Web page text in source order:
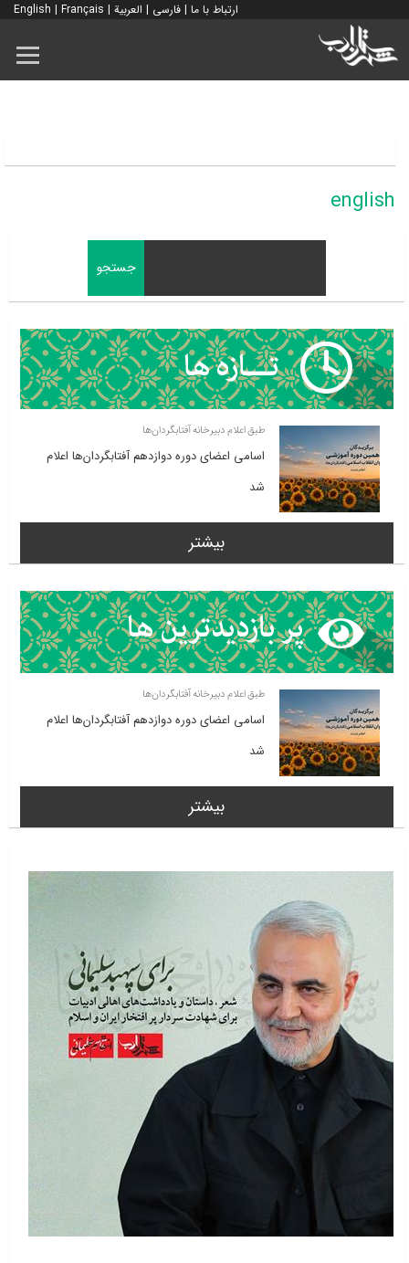
ارتباط با ما | فارسی | العربية |
English | Français
english
طبق اعلام دبیرخانه آفتابگردان‌ها
اسامی اعضای دوره دوازدهم آفتابگردان‌ها اعلام
شد
بیشتر
طبق اعلام دبیرخانه آفتابگردان‌ها
اسامی اعضای دوره دوازدهم آفتابگردان‌ها اعلام
شد
بیشتر